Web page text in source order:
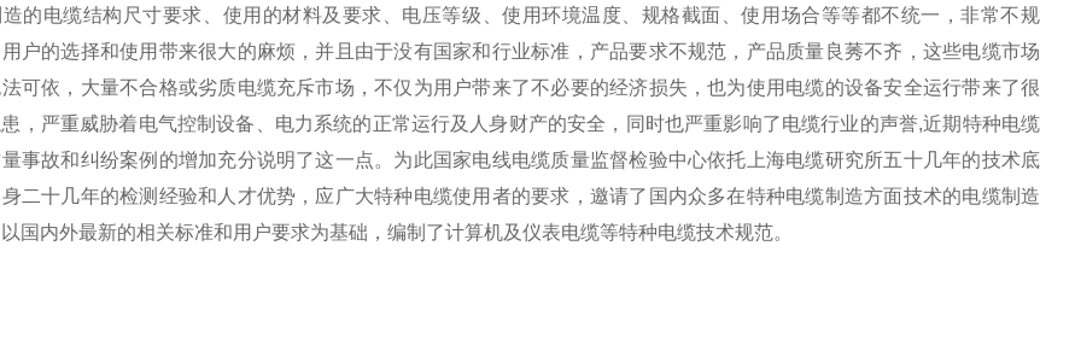
的电缆结构尺寸要求、使用的材料及要求、电压等级、使用环境温度、规格截面、使用场合等等都不统一，非常不规
户的选择和使用带来很大的麻烦，并且由于没有国家和行业标准，产品要求不规范，产品质量良莠不齐，这些电缆市场
可依，大量不合格或劣质电缆充斥市场，不仅为用户带来了不必要的经济损失，也为使用电缆的设备安全运行带来了很
，严重威胁着电气控制设备、电力系统的正常运行及人身财产的安全，同时也严重影响了电缆行业的声誉,近期特种电缆
事故和纠纷案例的增加充分说明了这一点。为此国家电线电缆质量监督检验中心依托上海电缆研究所五十几年的技术底
二十几年的检测经验和人才优势，应广大特种电缆使用者的要求，邀请了国内众多在特种电缆制造方面技术的电缆制造
国内外最新的相关标准和用户要求为基础，编制了计算机及仪表电缆等特种电缆技术规范。